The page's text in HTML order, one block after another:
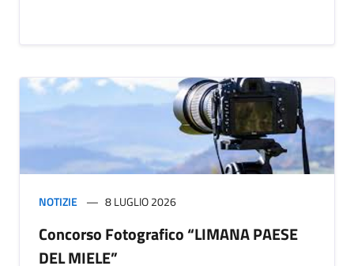
NOTIZIE 8 LUGLIO 2026
Concorso Fotografico “LIMANA PAESE
DEL MIELE”